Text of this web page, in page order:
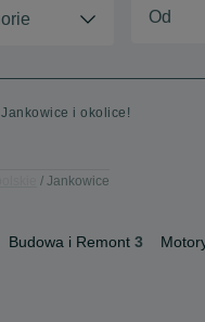
i okolice!
Jankowice
Budowa i Remont 3